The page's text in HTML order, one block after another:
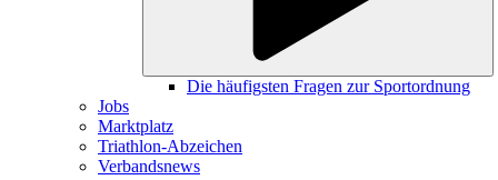
Die häufigsten Fragen zur Sportordnung
Jobs
Marktplatz
Triathlon-Abzeichen
Verbandsnews